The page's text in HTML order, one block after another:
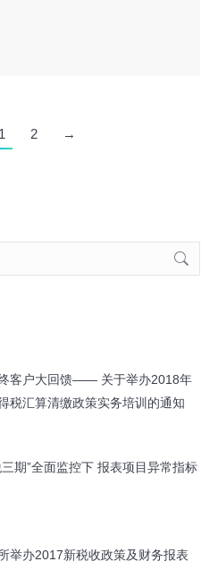
1 2 →
客户大回馈—— 关于举办2018年
税汇算清缴政策实务培训的通知
期”全面监控下 报表项目异常指标
举办2017新税收政策及财务报表